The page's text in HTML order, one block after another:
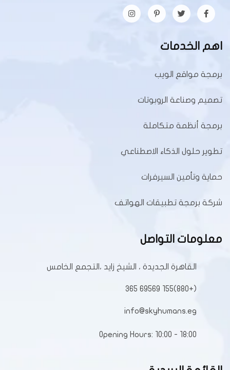
اهم الخدمات
برمجة مواقع الويب
تصميم وصناعة الروبوتات
برمجة أنظمة متكاملة
تطوير حلول الذكاء الاصطناعي
حماية وتأمين السيرفرات
شركة برمجة تطبيقات الهواتف
معلومات التواصل
القاهرة الجديدة ، الشيخ زايد ،التجمع الخامس
(+880)155 69569 365
info@skyhumans.eg
Opening Hours: 10:00 - 18:00